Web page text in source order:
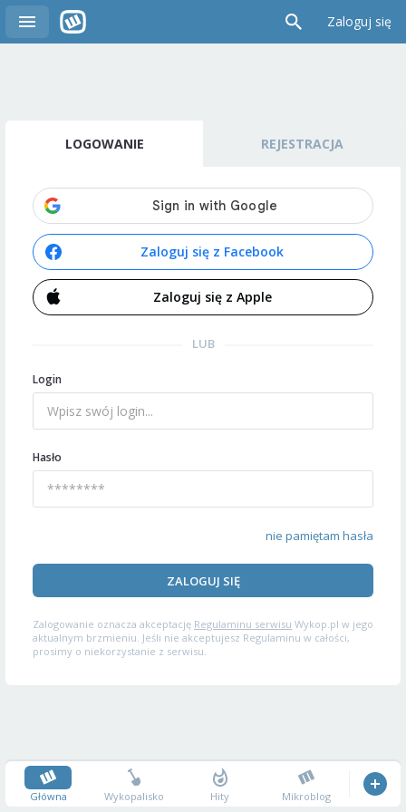
Zaloguj się
LOGOWANIE REJESTRACJA
Zaloguj się z Facebook
Zaloguj się z Apple
LUB
Login
Hasło
nie pamiętam hasła
ZALOGUJ SIĘ
Zalogowanie oznacza akceptację Regulaminu serwisu Wykop.pl w jego
aktualnym brzmieniu. Jeśli nie akceptujesz Regulaminu w całości,
prosimy o niekorzystanie z serwisu.
Główna Wykopalisko Hity Mikroblog